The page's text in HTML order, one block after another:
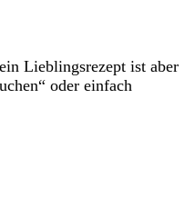
Lieblingsrezept ist aber
oder einfach